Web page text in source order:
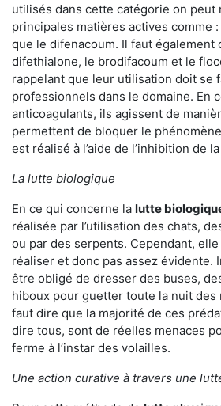
utilisés dans cette catégorie on peut
principales matières actives comme
que le difenacoum. Il faut également
difethialone, le brodifacoum et le
rappelant que leur utilisation doit se
professionnels dans le domaine. En
anticoagulants, ils agissent de
permettent de bloquer le
est réalisé à l’aide de l’inhibition de
La lutte biologique
En ce qui concerne la lutte
réalisée par l’utilisation des chats,
ou par des serpents. Cependant,
réaliser et donc pas assez évidente.
être obligé de dresser des buses,
hiboux pour guetter toute la nuit des
faut dire que la majorité de ces
dire tous, sont de réelles menaces
ferme à l’instar des volailles.
Une action curative à travers une